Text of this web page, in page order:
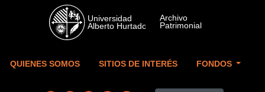
Skip to main content
QUIENES SOMOS SITIOS DE INTERÉS FONDOS